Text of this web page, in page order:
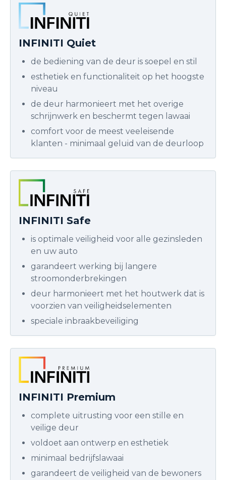
INFINITI Quiet
de bediening van de deur is soepel en stil
esthetiek en functionaliteit op het hoogste
niveau
de deur harmonieert met het overige
schrijnwerk en beschermt tegen lawaai
comfort voor de meest veeleisende
klanten - minimaal geluid van de deurloop
INFINITI Safe
is optimale veiligheid voor alle gezinsleden
en uw auto
garandeert werking bij langere
stroomonderbrekingen
deur harmonieert met het houtwerk dat is
voorzien van veiligheidselementen
speciale inbraakbeveiliging
INFINITI Premium
complete uitrusting voor een stille en
veilige deur
voldoet aan ontwerp en esthetiek
minimaal bedrijfslawaai
garandeert de veiligheid van de bewoners